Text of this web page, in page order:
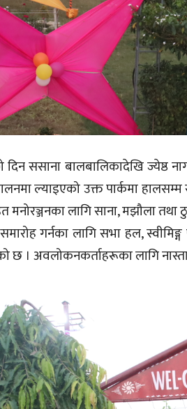
दिन ससाना बालबालिकादेखि ज्येष्ठ
ल्याइएको उक्त पार्कमा
मनोरञ्जनका लागि साना, मझौला
गर्नका लागि सभा हल, स्वीमिङ्ग
छ । अवलोकनकर्ताहरूका लागि